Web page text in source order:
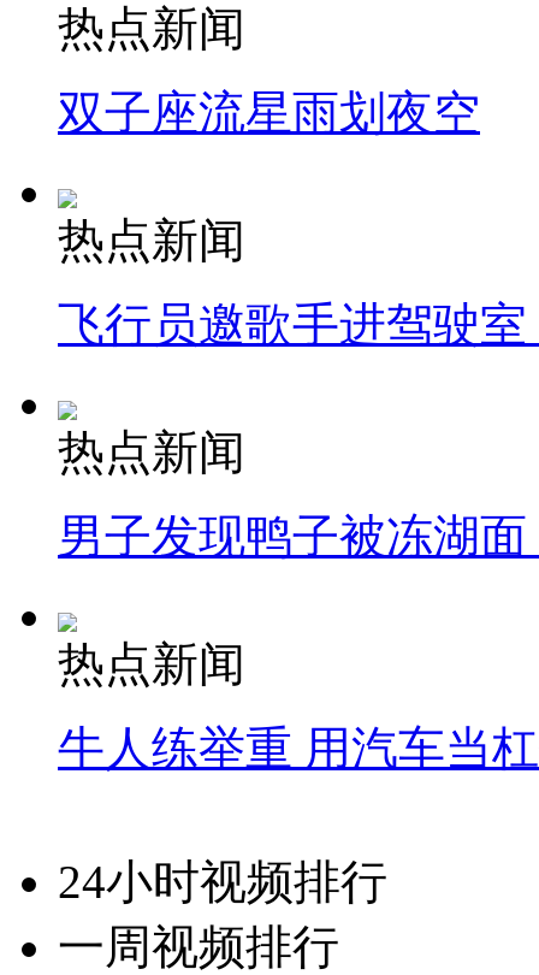
热点新闻
双子座流星雨划夜空
热点新闻
飞行员邀歌手进驾驶
热点新闻
男子发现鸭子被冻湖
热点新闻
牛人练举重 用汽车当
24小时视频排行
一周视频排行